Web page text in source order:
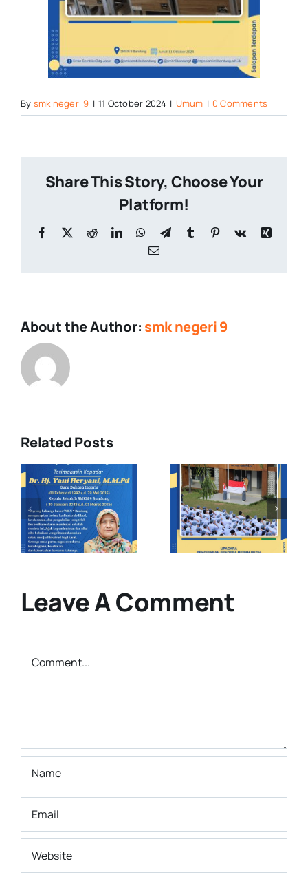
By smk negeri 9 | 11 October 2024 | Umum | 0 Comments
Share This Story, Choose Your
Platform!
Facebook
X RedditLinkedInWhatsApp
TelegramTumblr Pinterest
Vk
Xing
Email
About the Author: smk negeri 9
Related Posts
Upacara
Pengibaran
Bendera
Merah Putih
: Raih lah
Visi atau
Masa Depan
di MPLS
Jawa Barat
Bandung
Leave A Comment
Comment